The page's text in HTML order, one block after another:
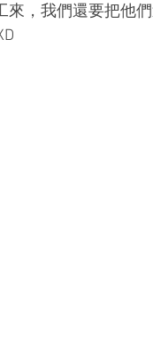
來，我們還要把他